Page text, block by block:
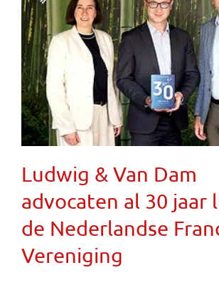
Ludwig & Van Dam
advocaten al 30 jaar
de Nederlandse
Vereniging